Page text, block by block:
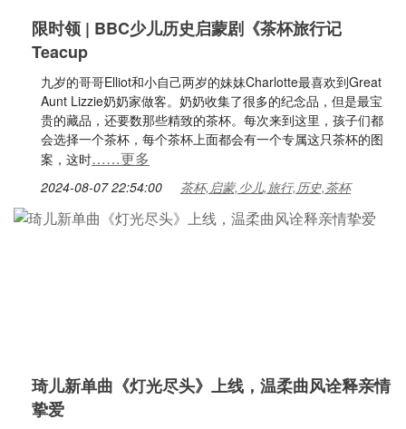
限时领 | BBC少儿历史启蒙剧《茶杯旅行记
Teacup
九岁的哥哥Elliot和小自己两岁的妹妹Charlotte最喜欢到Great
Aunt Lizzie奶奶家做客。奶奶收集了很多的纪念品，但是最宝
贵的藏品，还要数那些精致的茶杯。每次来到这里，孩子们都
会选择一个茶杯，每个茶杯上面都会有一个专属这只茶杯的图
案，这时……更多
2024-08-07 22:54:00 茶杯,启蒙,少儿,旅行,历史,茶杯
琦儿新单曲《灯光尽头》上线，温柔曲风诠释亲情
挚爱